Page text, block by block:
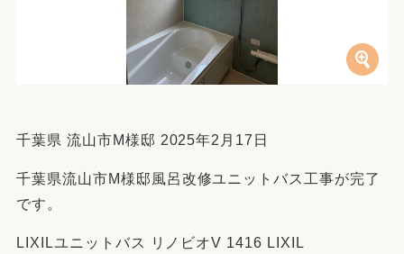
千葉県 流山市M様邸 2025年2月17日
千葉県流山市M様邸風呂改修ユニットバス工事が完了
です。
LIXILユニットバス リノビオV 1416 LIXIL